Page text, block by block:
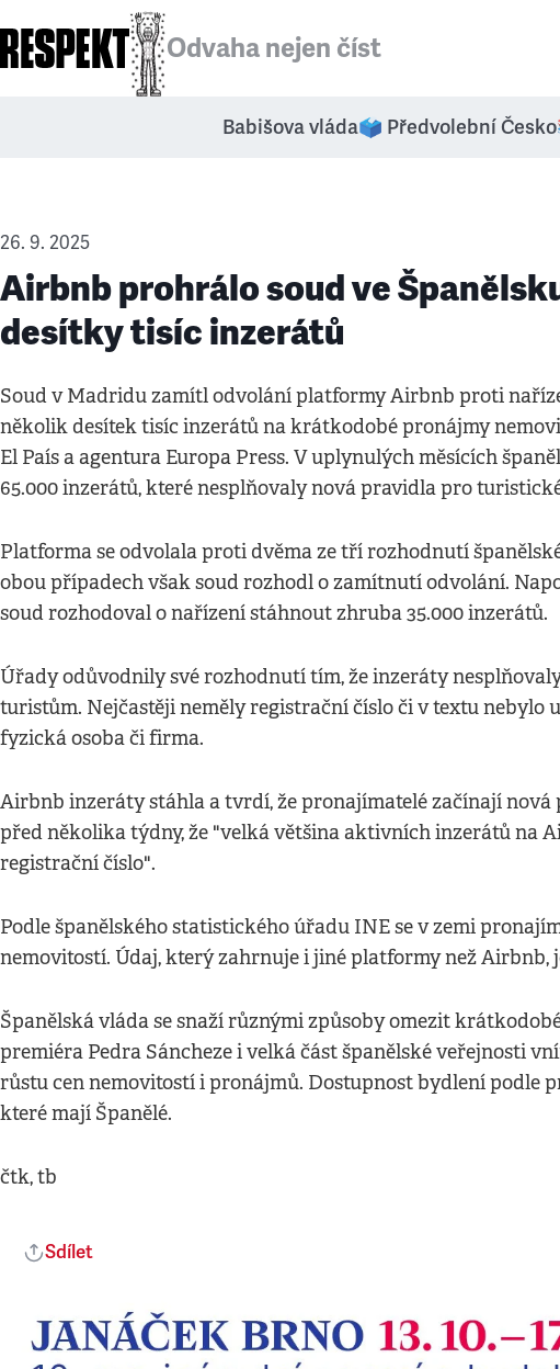
Odvaha nejen číst
Babišova vláda🗳️ Předvolební Česko
26. 9. 2025
Airbnb prohrálo soud ve
desítky tisíc inzerátů
Soud v Madridu zamítl odvolání platformy Airbnb proti
několik desítek tisíc inzerátů na krátkodobé pronájmy
El País a agentura Europa Press. V uplynulých měsících
65.000 inzerátů, které nesplňovaly nová pravidla pro
Platforma se odvolala proti dvěma ze tří rozhodnutí
obou případech však soud rozhodl o zamítnutí odvolání.
soud rozhodoval o nařízení stáhnout zhruba 35.000 inzerátů.
Úřady odůvodnily své rozhodnutí tím, že inzeráty
turistům. Nejčastěji neměly registrační číslo či v textu nebylo
fyzická osoba či firma.
Airbnb inzeráty stáhla a tvrdí, že pronajímatelé začínají
před několika týdny, že "velká většina aktivních inzerátů na
registrační číslo".
Podle španělského statistického úřadu INE se v zemi
nemovitostí. Údaj, který zahrnuje i jiné platformy než Airbnb,
Španělská vláda se snaží různými způsoby omezit
premiéra Pedra Sáncheze i velká část španělské veřejnosti
růstu cen nemovitostí i pronájmů. Dostupnost bydlení podle
které mají Španělé.
čtk, tb
Sdílet